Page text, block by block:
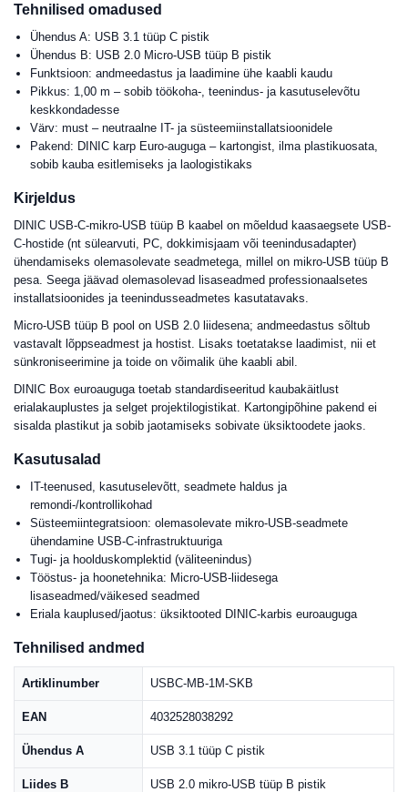
Tehnilised omadused
Ühendus A: USB 3.1 tüüp C pistik
Ühendus B: USB 2.0 Micro-USB tüüp B pistik
Funktsioon: andmeedastus ja laadimine ühe kaabli kaudu
Pikkus: 1,00 m – sobib töökoha-, teenindus- ja kasutuselevõtu
keskkondadesse
Värv: must – neutraalne IT- ja süsteemiinstallatsioonidele
Pakend: DINIC karp Euro-auguga – kartongist, ilma plastikuosata,
sobib kauba esitlemiseks ja laologistikaks
Kirjeldus
DINIC USB-C-mikro-USB tüüp B kaabel on mõeldud kaasaegsete USB-
C-hostide (nt sülearvuti, PC, dokkimisjaam või teenindusadapter)
ühendamiseks olemasolevate seadmetega, millel on mikro-USB tüüp B
pesa. Seega jäävad olemasolevad lisaseadmed professionaalsetes
installatsioonides ja teenindusseadmetes kasutatavaks.
Micro-USB tüüp B pool on USB 2.0 liidesena; andmeedastus sõltub
vastavalt lõppseadmest ja hostist. Lisaks toetatakse laadimist, nii et
sünkroniseerimine ja toide on võimalik ühe kaabli abil.
DINIC Box euroauguga toetab standardiseeritud kaubakäitlust
erialakauplustes ja selget projektilogistikat. Kartongipõhine pakend ei
sisalda plastikut ja sobib jaotamiseks sobivate üksiktoodete jaoks.
Kasutusalad
IT-teenused, kasutuselevõtt, seadmete haldus ja
remondi-/kontrollikohad
Süsteemiintegratsioon: olemasolevate mikro-USB-seadmete
ühendamine USB-C-infrastruktuuriga
Tugi- ja hoolduskomplektid (väliteenindus)
Tööstus- ja hoonetehnika: Micro-USB-liidesega
lisaseadmed/väikesed seadmed
Eriala kauplused/jaotus: üksiktooted DINIC-karbis euroauguga
Tehnilised andmed
Artiklinumber USBC-MB-1M-SKB
EAN 4032528038292
Ühendus A USB 3.1 tüüp C pistik
Liides B USB 2.0 mikro-USB tüüp B pistik